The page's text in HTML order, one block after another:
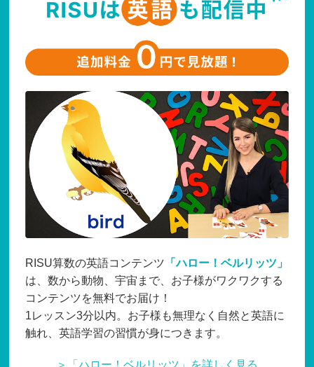
RISU算数の英語コンテンツ 「ハロー！ベルリッツ」
は、数から動物、宇宙まで、お子様がワクワクする
コンテンツを無料でお届け！
1レッスン3分以内。お子様も無理なく自然と英語に
触れ、英語学習の習慣が身につきます。
＞「ハロー！ベルリッツ」を詳しく見る